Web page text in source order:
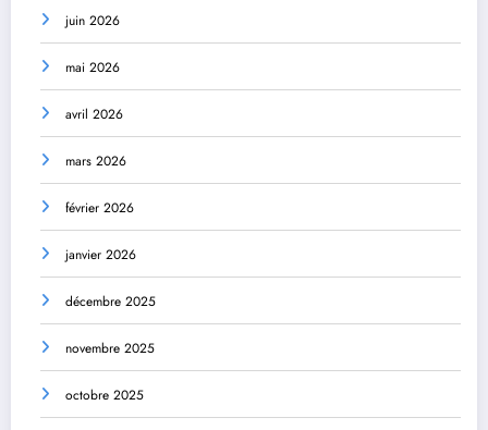
juin 2026
mai 2026
avril 2026
mars 2026
février 2026
janvier 2026
décembre 2025
novembre 2025
octobre 2025